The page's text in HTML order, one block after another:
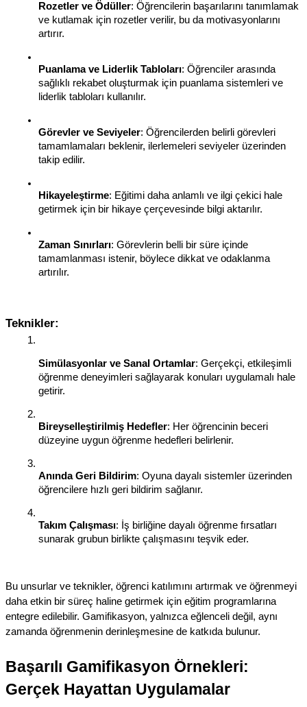
Rozetler ve Ödüller: Öğrencilerin başarılarını tanımlamak
ve kutlamak için rozetler verilir, bu da motivasyonlarını
artırır.
Puanlama ve Liderlik Tabloları: Öğrenciler arasında
sağlıklı rekabet oluşturmak için puanlama sistemleri ve
liderlik tabloları kullanılır.
Görevler ve Seviyeler: Öğrencilerden belirli görevleri
tamamlamaları beklenir, ilerlemeleri seviyeler üzerinden
takip edilir.
Hikayeleştirme: Eğitimi daha anlamlı ve ilgi çekici hale
getirmek için bir hikaye çerçevesinde bilgi aktarılır.
Zaman Sınırları: Görevlerin belli bir süre içinde
tamamlanması istenir, böylece dikkat ve odaklanma
artırılır.
Teknikler:
Simülasyonlar ve Sanal Ortamlar: Gerçekçi, etkileşimli
öğrenme deneyimleri sağlayarak konuları uygulamalı hale
getirir.
Bireyselleştirilmiş Hedefler: Her öğrencinin beceri
düzeyine uygun öğrenme hedefleri belirlenir.
Anında Geri Bildirim: Oyuna dayalı sistemler üzerinden
öğrencilere hızlı geri bildirim sağlanır.
Takım Çalışması: İş birliğine dayalı öğrenme fırsatları
sunarak grubun birlikte çalışmasını teşvik eder.
Bu unsurlar ve teknikler, öğrenci katılımını artırmak ve öğrenmeyi
daha etkin bir süreç haline getirmek için eğitim programlarına
entegre edilebilir. Gamifikasyon, yalnızca eğlenceli değil, aynı
zamanda öğrenmenin derinleşmesine de katkıda bulunur.
Başarılı Gamifikasyon Örnekleri:
Gerçek Hayattan Uygulamalar